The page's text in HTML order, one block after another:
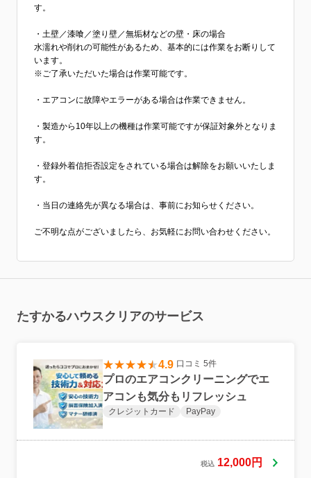
す。
・土壁／漆喰／塗り壁／無垢材などの壁・床の場合
水濡れや削れの可能性があるため、基本的には作業をお断りして
います。
※ご了承いただいた場合は作業可能です。
・エアコンに故障やエラーがある場合は作業できません。
・製造から10年以上の機種は作業可能ですが保証対象外となりま
す。
・登録外着信拒否設定をされている場合は解除をお願いいたしま
す。
・当日の連絡先が異なる場合は、事前にお知らせください。
ご不明な点がございましたら、お気軽にお問い合わせください。
たすかるハウスクリアのサービス
4.9 口コミ 5件
プロのエアコンクリーニングでエ
アコンも気分もリフレッシュ
クレジットカード PayPay
税込 12,000円